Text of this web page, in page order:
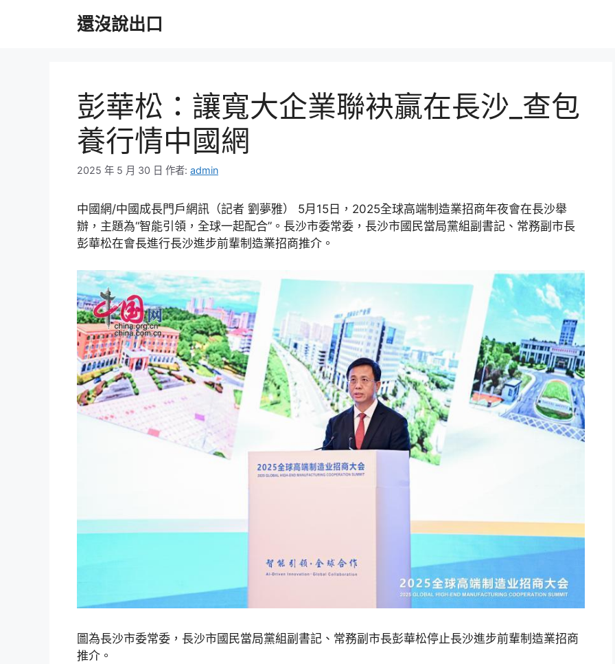
還沒說出口
彭華松：讓寬大企業聯袂贏在長沙_查包
養行情中國網
2025 年 5 月 30 日 作者: admin
中國網/中國成長門戶網訊（記者 劉夢雅） 5月15日，2025全球高端制造業招商年夜會在長沙舉
辦，主題為“智能引領，全球一起配合”。長沙市委常委，長沙市國民當局黨組副書記、常務副市長
彭華松在會長進行長沙進步前輩制造業招商推介。
圖為長沙市委常委，長沙市國民當局黨組副書記、常務副市長彭華松停止長沙進步前輩制造業招商
推介。